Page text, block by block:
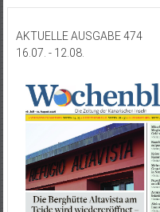
AKTUELLE AUSGABE 474
16.07. - 12.08.